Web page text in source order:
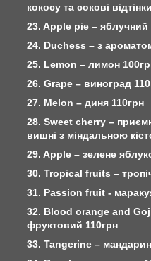
кокосу та сокові
23. Apple pie – яблучний
24. Duchess – з
25. Lemon – лимон
26. Grape – виноград
27. Melon – диня 110грн
28. Sweet cherry –
вишні з міндальною
29. Apple – зелене
30. Tropical fruits –
31. Passion fruit -
32. Blood orange and
фруктовий 110грн
33. Tangerine –